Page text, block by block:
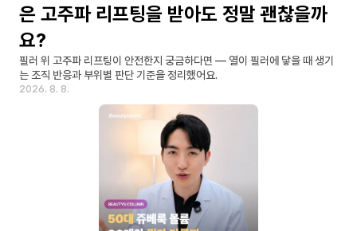
은 고주파 리프팅을 받아도 정말 괜찮을까
요?
필러 위 고주파 리프팅이 안전한지 궁금하다면 — 열이 필러에 닿을 때 생기
는 조직 반응과 부위별 판단 기준을 정리했어요.
2026. 8. 8.